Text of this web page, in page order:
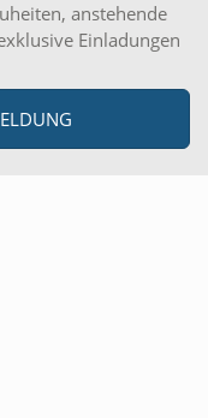
anstehende
Einladungen